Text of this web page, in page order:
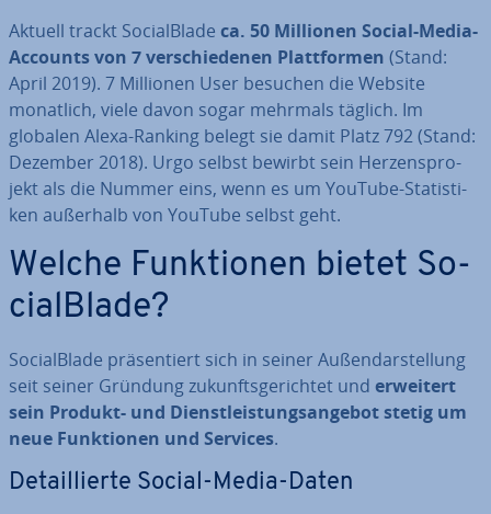
Aktuell trackt So­cial­Bla­de ca. 50 Millionen Social-Media-
Accounts von 7 ver­schie­de­nen Platt­for­men (Stand:
April 2019). 7 Millionen User besuchen die Website
monatlich, viele davon sogar mehrmals täglich. Im
globalen Alexa-Ranking belegt sie damit Platz 792 (Stand:
Dezember 2018). Urgo selbst bewirbt sein Her­zens­pro­
jekt als die Nummer eins, wenn es um YouTube-Sta­tis­ti­
ken außerhalb von YouTube selbst geht.
Welche Funk­tio­nen bietet So­
cial­Bla­de?
So­cial­Bla­de prä­sen­tiert sich in seiner Au­ßen­dar­stel­lung
seit seiner Gründung zu­kunfts­ge­rich­tet und erweitert
sein Produkt- und Dienst­leis­tungs­an­ge­bot stetig um
neue Funk­tio­nen und Services.
De­tail­lier­te Social-Media-Daten